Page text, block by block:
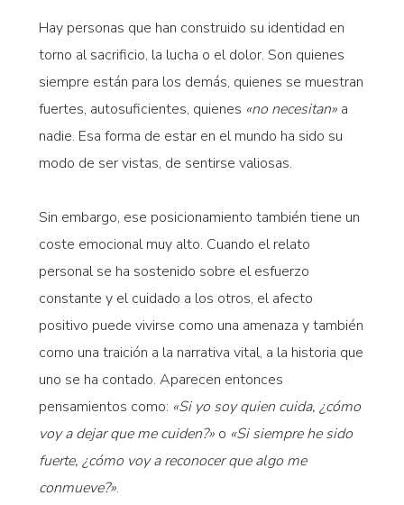
Hay personas que han construido su identidad en
torno al sacrificio, la lucha o el dolor. Son quienes
siempre están para los demás, quienes se muestran
fuertes, autosuficientes, quienes «no necesitan»a
nadie. Esa forma de estar en el mundo ha sido su
modo de ser vistas, de sentirse valiosas.
Sin embargo, ese posicionamiento también tiene un
coste emocional muy alto. Cuando el relato
personal se ha sostenido sobre el esfuerzo
constante y el cuidado a los otros, el afecto
positivo puede vivirse como una amenaza y también
como una traición a la narrativa vital, a la historia que
uno se ha contado. Aparecen entonces
pensamientos como: «Si yo soy quien cuida, ¿cómo
voy a dejar que me cuiden?»o «Si siempre he sido
fuerte, ¿cómo voy a reconocer que algo me
conmueve?».